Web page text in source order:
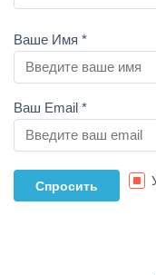
Ваше Имя *
Ваш Email *